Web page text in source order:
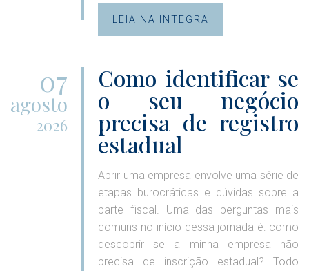
LEIA NA INTEGRA
07
agosto
2026
Como identificar se
o seu negócio
precisa de registro
estadual
Abrir uma empresa envolve uma série de
etapas burocráticas e dúvidas sobre a
parte fiscal. Uma das perguntas mais
comuns no início dessa jornada é: como
descobrir se a minha empresa não
precisa de inscrição estadual? Todo